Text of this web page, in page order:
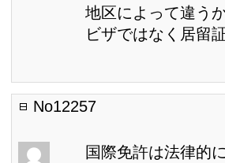
地区によって違う
ビザではなく居留
No12257
国際免許は法律的